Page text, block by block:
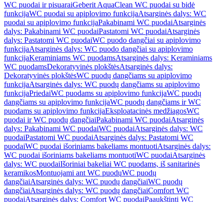
WC puodai ir pisuaraiGeberit AquaClean WC puodai su bidė
funkcijaWC puodai su apiplovimo funkcijaAtsarginės dalys: WC
puodai su apiplovimo funkcijaPakabinami WC puodaiAtsarginės
dalys: Pakabinami WC puodaiPastatomi WC puodaiAtsarginės
dalys: Pastatomi WC puodaiWC puodo dangčiai su apiplovimo
funkcijaAtsarginės dalys: WC puodo dangčiai su apiplovimo
funkcijaKeraminiams WC puodamsAtsarginės dalys: Keraminiams
WC puodamsDekoratyvinės plokštėsAtsarginės dalys:
Dekoratyvinės plokštėsWC puodų dangčiams su apiplovimo
funkcijaAtsarginės dalys: WC puodų dangčiams su apiplovimo
funkcijaPriedaiWC puodams su apiplovimo funkcijaWC puodų
dangčiams su apiplovimo funkcijaWC puodų dangčiams ir WC
puodams su apiplovimo funkcijaEksploatacinės medžiagosWC
puodai ir WC puodų dangčiaiPakabinami WC puodaiAtsarginės
dalys: Pakabinami WC puodaiWC puodaiAtsarginės dalys: WC
puodaiPastatomi WC puodaiAtsarginės dalys: Pastatomi WC
puodaiWC puodai išoriniams bakeliams montuotiAtsarginės dalys:
WC puodai išoriniams bakeliams montuotiWC puodaiAtsarginės
dalys: WC puodaiIšoriniai bakeliai WC puodams, iš sanitarinės
keramikosMontuojami ant WC puodųWC puodų
dangčiaiAtsarginės dalys: WC puodų dangčiaiWC puodų
dangčiaiAtsarginės dalys: WC puodų dangčiaiComfort WC
puodaiAtsarginės dalys: Comfort WC puodaiPaaukštinti WC